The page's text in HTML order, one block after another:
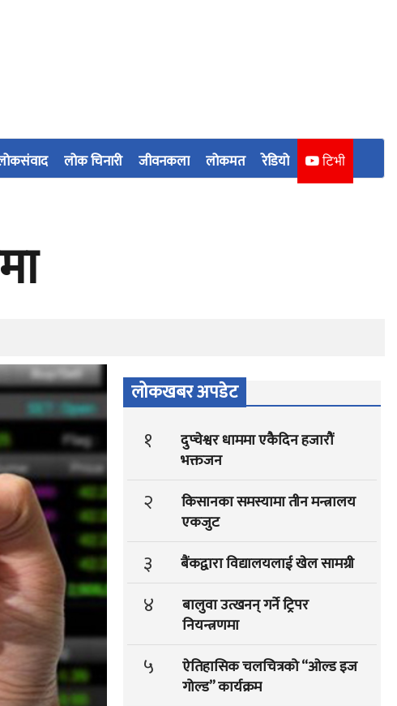
लोक चिनारी जीवनकला लोकमत रेडियो टिभी
लोकखबर अपडेट
१
दुप्चेश्वर धाममा एकैदिन हजारौं
भक्तजन
२
किसानका समस्यामा तीन मन्त्रालय
एकजुट
३ बैंकद्वारा विद्यालयलाई खेल सामग्री
४
बालुवा उत्खनन् गर्ने ट्रिपर
नियन्त्रणमा
५
ऐतिहासिक चलचित्रको “ओल्ड इज
गोल्ड” कार्यक्रम